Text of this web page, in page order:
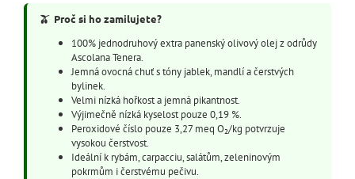
🫒 Proč si ho zamilujete?
100% jednodruhový extra panenský olivový olej z odrůdy
Ascolana Tenera.
Jemná ovocná chuť s tóny jablek, mandlí a čerstvých
bylinek.
Velmi nízká hořkost a jemná pikantnost.
Výjimečně nízká kyselost pouze 0,19 %.
Peroxidové číslo pouze 3,27 meq O₂/kg potvrzuje
vysokou čerstvost.
Ideální k rybám, carpacciu, salátům, zeleninovým
pokrmům i čerstvému pečivu.